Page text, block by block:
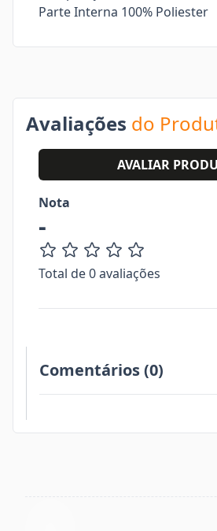
Parte Interna 100% Poliester
Avaliações do
AVALIAR
Nota
-
Total de 0 avaliações
Comentários (0)